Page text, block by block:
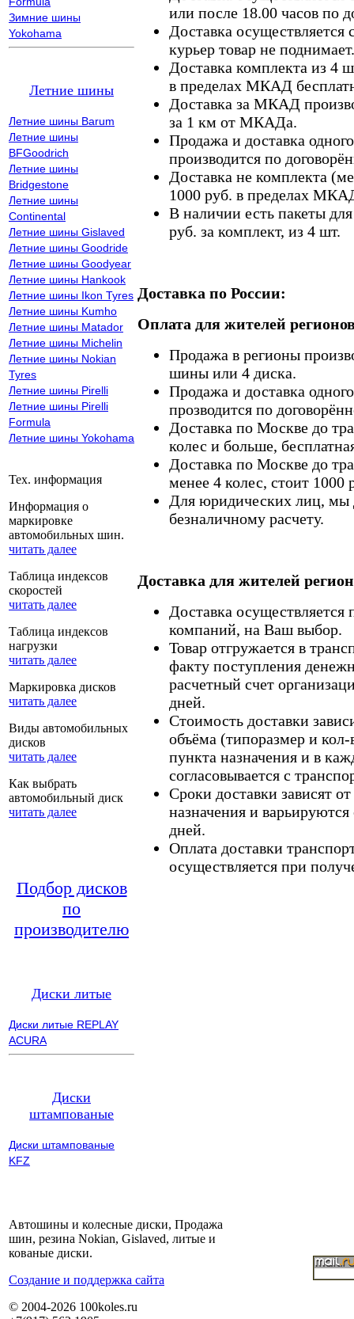
Зимние шины
Yokohama
Летние шины
Летние шины Barum
Летние шины
BFGoodrich
Летние шины
Bridgestone
Летние шины
Continental
Летние шины Gislaved
Летние шины Goodride
Летние шины Goodyear
Летние шины Hankook
Летние шины Ikon Tyres
Летние шины Kumho
Летние шины Matador
Летние шины Michelin
Летние шины Nokian
Tyres
Летние шины Pirelli
Летние шины Pirelli
Formula
Летние шины Yokohama
Тех. информация
Информация о
маркировке
автомобильных шин.
читать далее
Таблица индексов
скоростей
читать далее
Таблица индексов
нагрузки
читать далее
Маркировка дисков
читать далее
Виды автомобильных
дисков
читать далее
Как выбрать
автомобильный диск
читать далее
Подбор дисков
по
производителю
Диски литые
Диски литые REPLAY
ACURA
Диски
штампованые
Диски штампованые
KFZ
или после 18.00 часов по
Доставка осуществляется
курьер товар не поднимает.
Доставка комплекта из 4
в пределах МКАД
Доставка за МКАД
за 1 км от МКАДа.
Продажа и доставка
производится по
Доставка не комплекта
1000 руб. в пределах
В наличии есть пакеты
руб. за комплект, из 4 шт.
Доставка по России:
Оплата для жителей
Продажа в регионы
шины или 4 диска.
Продажа и доставка
прозводится по
Доставка по Москве до
колес и больше,
Доставка по Москве до
менее 4 колес, стоит 1000
Для юридических лиц, мы
безналичному расчету.
Доставка для жителей
Доставка
компаний, на Ваш выбор.
Товар отгружается в
факту поступления
расчетный счет
дней.
Стоимость доставки
объёма (типоразмер и кол-
пункта назначения и в
согласовывается с
Сроки доставки зависят
назначения и
дней.
Оплата доставки
осуществляется при
Автошины и колесные диски, Продажа
шин, резина Nokian, Gislaved, литые и
кованые диски.
Cоздание и поддержка сайта
© 2004-2026 100koles.ru